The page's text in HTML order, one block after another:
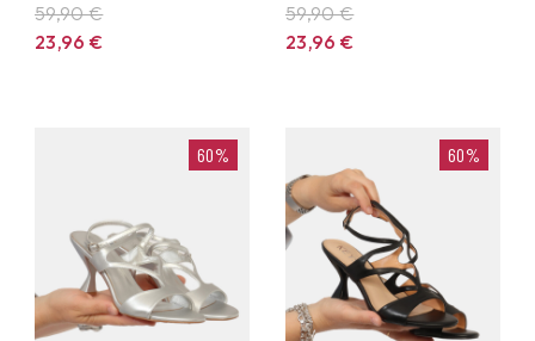
59,90€
23,96€
59,90€
23,96€
60% 60%